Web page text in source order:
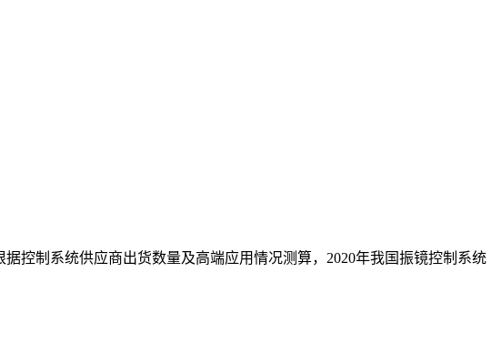
控制系统供应商出货数量及高端应用情况测算，2020年我国振镜控制系统